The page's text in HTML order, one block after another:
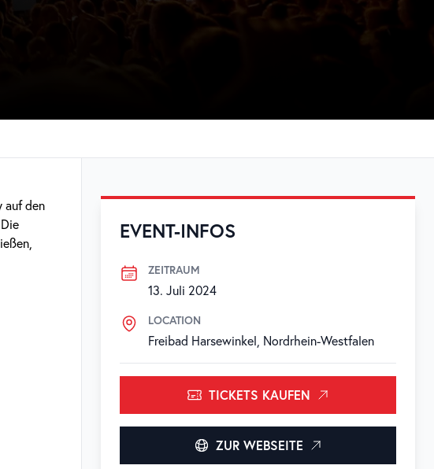
auf den
EVENT-INFOS
ZEITRAUM
13. Juli 2024
LOCATION
Freibad Harsewinkel, Nordrhein-Westfalen
TICKETS KAUFEN
ZUR WEBSEITE